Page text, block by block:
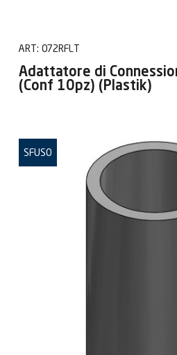
ART: 072RFLT
Adattatore di
(Conf 10pz) (Plastik)
SFUSO